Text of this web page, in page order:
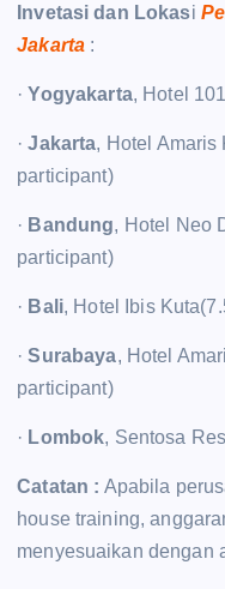
Invetasi dan Lokasi
Jakarta :
·Yogyakarta, Hotel
·Jakarta, Hotel Amaris
participant)
· Bandung, Hotel Neo
participant)
· Bali, Hotel Ibis
·Surabaya, Hotel
participant)
· Lombok, Sentosa
Catatan : Apabila
house training,
menyesuaikan dengan